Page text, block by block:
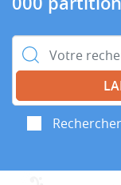
Rechercher :